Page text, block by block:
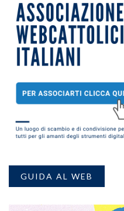
GUIDA AL WEB